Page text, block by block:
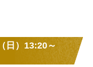
日）13:20～